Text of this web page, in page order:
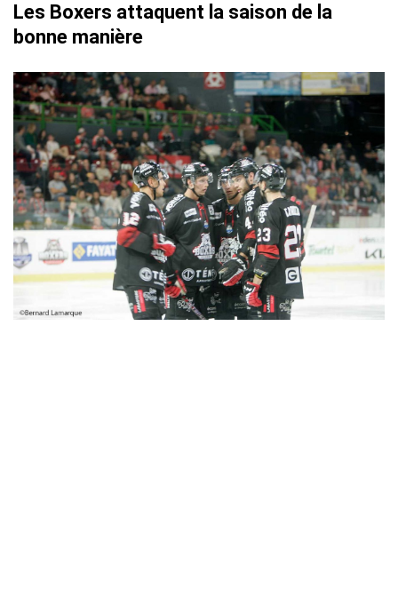
Les Boxers attaquent la saison de la
bonne manière